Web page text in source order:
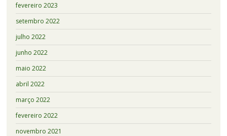
fevereiro 2023
setembro 2022
julho 2022
junho 2022
maio 2022
abril 2022
março 2022
fevereiro 2022
novembro 2021